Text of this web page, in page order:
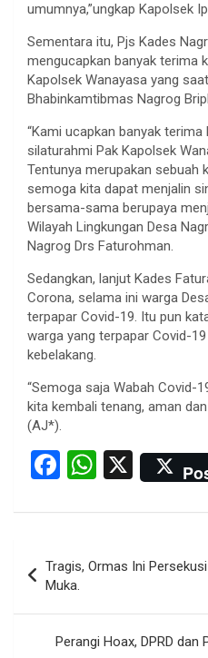
umumnya,”ungkap Kapolsek
Sementara itu, Pjs Kades
mengucapkan banyak terima
Kapolsek Wanayasa yang
Bhabinkamtibmas Nagrog
“Kami ucapkan banyak
silaturahmi Pak Kapolsek
Tentunya merupakan sebuah
semoga kita dapat menjalin
bersama-sama berupaya
Wilayah Lingkungan Desa
Nagrog Drs Faturohman.
Sedangkan, lanjut Kades
Corona, selama ini warga
terpapar Covid-19. Itu pun
warga yang terpapar Covid-
kebelakang.
“Semoga saja Wabah Covid-
kita kembali tenang, aman
(AJ*).
F
ce
b
o
o
k
W
at
A
p
p
X
navigation
Tragis, Ormas Ini
Muka.
Perangi Hoax, DPRD dan